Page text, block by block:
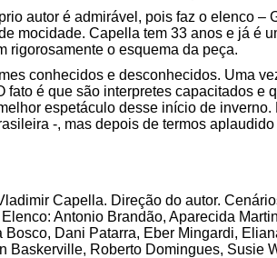
autor é admirável, pois faz o elenco
mocidade. Capella tem 33 anos e já é
rigorosamente o esquema da peça.
conhecidos e desconhecidos. Uma
fato é que são interpretes capacitados
espetáculo desse início de
-, mas depois de termos aplaudido
Capella. Direção do autor.
Antonio Brandão, Aparecida
Bosco, Dani Patarra, Eber Mingardi,
Baskerville, Roberto Domingues, Susie